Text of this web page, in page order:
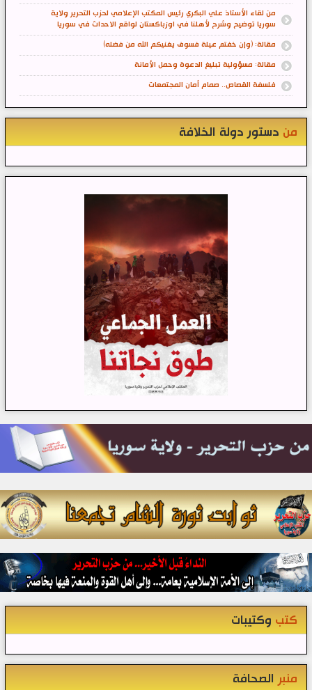
من لقاء الأستاذ علي البكري رئيس المكتب الإعلامي لحزب التحرير ولاية
سوريا توضيح وشرح لأهلنا في اوزباكستان لواقع الاحداث في سوريا
مقالة: (وإن خفتم عيلة فسوف يغنيكم الله من فضله)
مقالة: مسؤولية تبليغ الدعوة وحمل الأمانة
فلسفة القصاص.. صمام أمان المجتمعات
من دستور دولة الخلافة
كتب وكتيبات
منبر الصحافة